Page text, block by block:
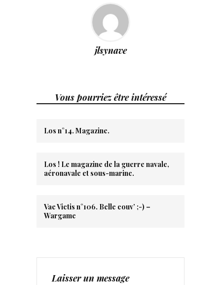
jlsynave
Vous pourriez être intéressé
Los n°14. Magazine.
Los ! Le magazine de la guerre navale,
aéronavale et sous-marine.
Vae Victis n°106. Belle couv’ ;-) –
Wargame
Laisser un message